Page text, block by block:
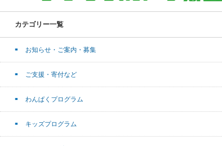
カテゴリー一覧
お知らせ・ご案内・募集
ご支援・寄付など
わんぱくプログラム
キッズプログラム